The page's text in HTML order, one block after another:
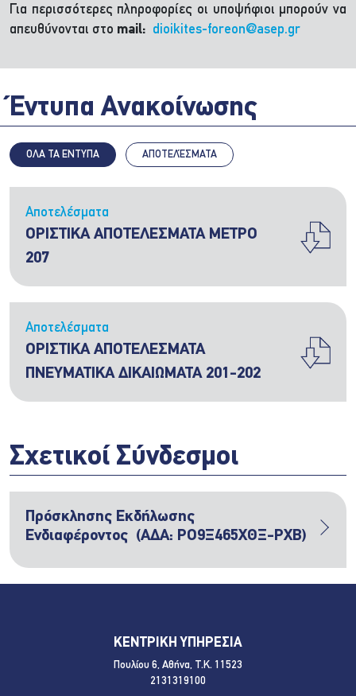
Για περισσότερες πληροφορίες οι υποψήφιοι μπορούν να
απευθύνονται στο mail: dioikites-foreon@asep.gr
Έντυπα Ανακοίνωσης
ΟΛΑ ΤΑ ΕΝΤΥΠΑ ΑΠΟΤΕΛΈΣΜΑΤΑ
Αποτελέσματα
ΟΡΙΣΤΙΚΑ ΑΠΟΤΕΛΕΣΜΑΤΑ ΜΕΤΡΟ
207
Αποτελέσματα
ΟΡΙΣΤΙΚΑ ΑΠΟΤΕΛΕΣΜΑΤΑ
ΠΝΕΥΜΑΤΙΚΑ ΔΙΚΑΙΩΜΑΤΑ 201-202
Σχετικοί Σύνδεσμοι
Πρόσκλησης Εκδήλωσης
Ενδιαφέροντος (ΑΔΑ: ΡΟ9Ξ465ΧΘΞ-ΡΧΒ)
ΚΕΝΤΡΙΚΗ ΥΠΗΡΕΣΙΑ
Πουλίου 6, Αθήνα, Τ.Κ. 11523
2131319100